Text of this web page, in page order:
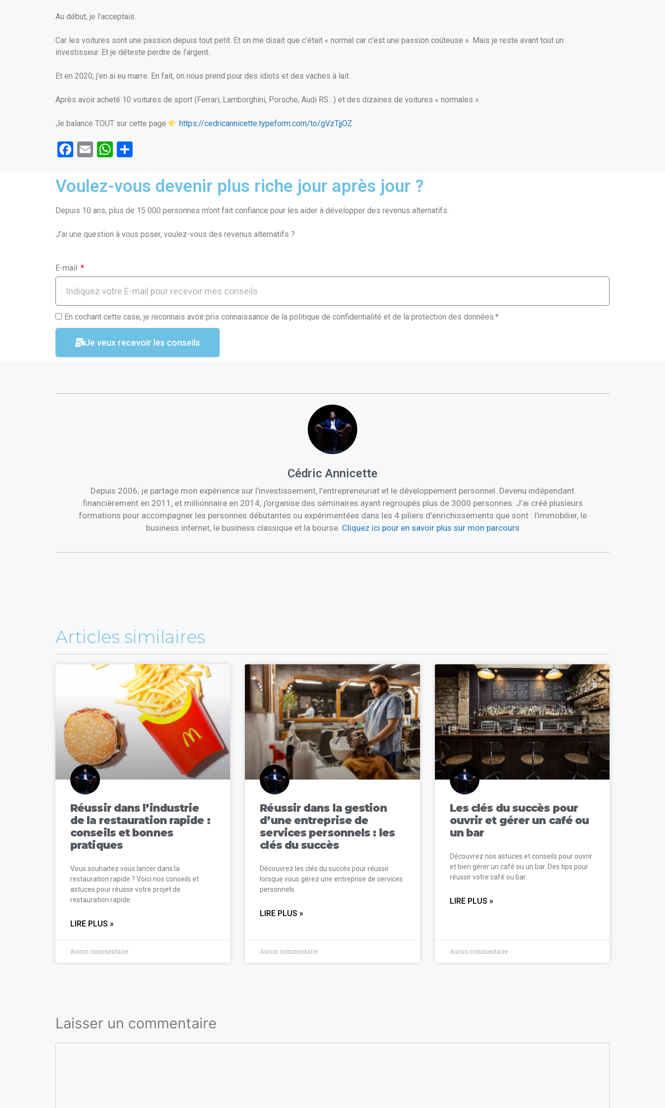
Au début, je l’acceptais.
Car les voitures sont une passion depuis tout petit. Et on me disait que c’était « normal car c’est une passion coûteuse ». Mais je reste avant tout un
investisseur. Et je déteste perdre de l’argent.
Et en 2020, j’en ai eu marre. En fait, on nous prend pour des idiots et des vaches à lait.
Après avoir acheté 10 voitures de sport (Ferrari, Lamborghini, Porsche, Audi RS…) et des dizaines de voitures « normales ».
Je balance TOUT sur cette page https://cedricannicette.typeform.com/to/gVzTjjOZ
F
ce
b
o
o
E
ail
W
at
s
A
p
ta
g
er
Voulez-vous devenir plus riche jour après jour ?
Depuis 10 ans, plus de 15 000 personnes m’ont fait confiance pour les aider à développer des revenus alternatifs.
J’ai une question à vous poser, voulez-vous des revenus alternatifs ?
E-mail
En cochant cette case, je reconnais avoir pris connaissance de la politique de confidentialité et de la protection des données.*
Je veux recevoir les conseils
Cédric Annicette
Depuis 2006, je partage mon expérience sur l’investissement, l’entrepreneuriat et le développement personnel. Devenu indépendant
financièrement en 2011, et millionnaire en 2014, j’organise des séminaires ayant regroupés plus de 3000 personnes. J’ai créé plusieurs
formations pour accompagner les personnes débutantes ou expérimentées dans les 4 piliers d’enrichissements que sont : l’immobilier, le
business internet, le business classique et la bourse. Cliquez ici pour en savoir plus sur mon parcours
Articles similaires
Réussir dans l’industrie
de la restauration rapide :
conseils et bonnes
pratiques
Vous souhaitez vous lancer dans la
restauration rapide ? Voici nos conseils et
astuces pour réussir votre projet de
restauration rapide.
LIRE PLUS »
Aucun commentaire
Réussir dans la gestion
d’une entreprise de
services personnels : les
clés du succès
Découvrez les clés du succès pour réussir
lorsque vous gérez une entreprise de services
personnels.
LIRE PLUS »
Aucun commentaire
Les clés du succès pour
ouvrir et gérer un café ou
un bar
Découvrez nos astuces et conseils pour ouvrir
et bien gérer un café ou un bar. Des tips pour
réussir votre café ou bar.
LIRE PLUS »
Aucun commentaire
Laisser un commentaire